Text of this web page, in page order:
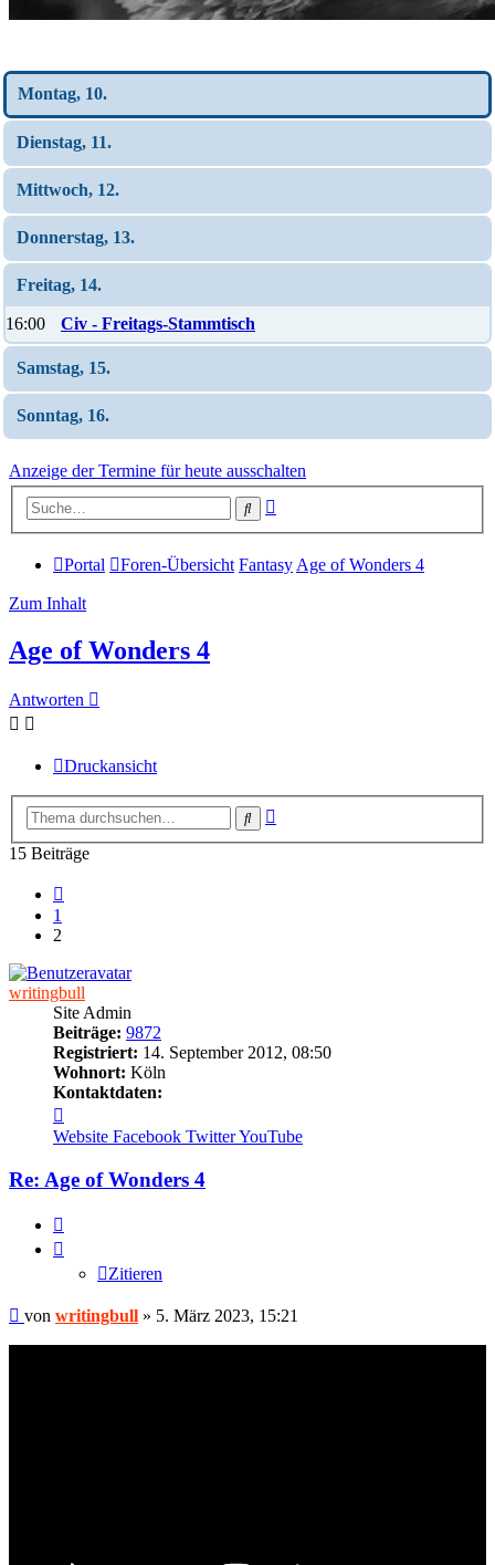
Montag, 10.
Dienstag, 11.
Mittwoch, 12.
Donnerstag, 13.
Freitag, 14.
16:00 Civ - Freitags-Stammtisch
Samstag, 15.
Sonntag, 16.
Anzeige der Termine für heute ausschalten
Suche
Portal Foren-Übersicht Fantasy Age of Wonders 4
Zum Inhalt
Age of Wonders 4
Antworten
Druckansicht
Suche
15 Beiträge
1
2
writingbull
Site Admin
Beiträge: 9872
Registriert: 14. September 2012, 08:50
Wohnort: Köln
Kontaktdaten:
von
writingbull
Website Facebook TwitterYouTube
Re: Age of Wonders 4
Zitieren
Beitrag
von writingbull » 5. März 2023, 15:21